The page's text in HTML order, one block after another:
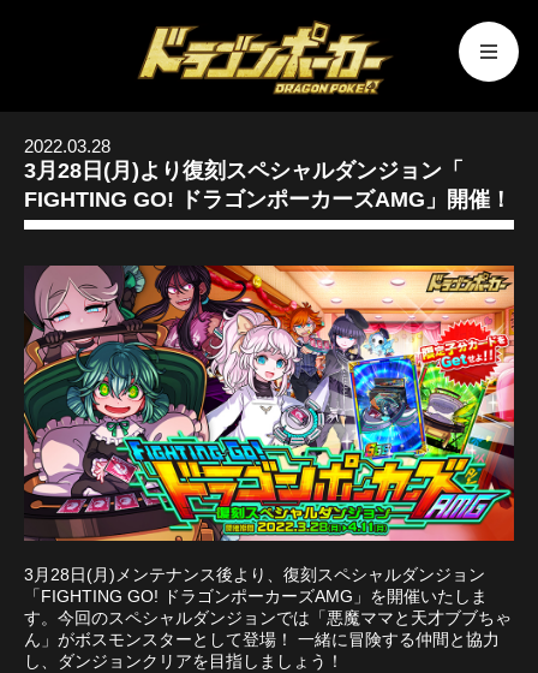
2022.03.28
3月28日(月)より復刻スペシャルダンジョン「
FIGHTING GO! ドラゴンポーカーズAMG」開催！
3月28日(月)メンテナンス後より、復刻スペシャルダンジョン
「FIGHTING GO! ドラゴンポーカーズAMG」を開催いたしま
す。今回のスペシャルダンジョンでは「悪魔ママと天才ブブちゃ
ん」がボスモンスターとして登場！ 一緒に冒険する仲間と協力
し、ダンジョンクリアを目指しましょう！